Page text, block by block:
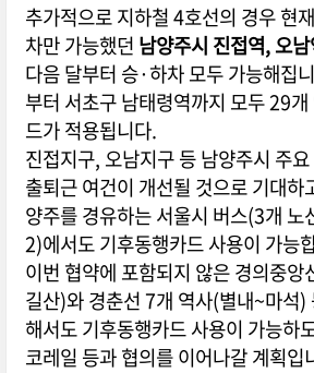
추가적으로 지하철 4호선의 경우 현
차만 가능했던 남양주시 진접역, 오
다음 달부터 승·하차 모두 가능해집
부터 서초구 남태령역까지 모두 29
드가 적용됩니다.
진접지구, 오남지구 등 남양주시 주
출퇴근 여건이 개선될 것으로 기대하
양주를 경유하는 서울시 버스(3개
2)에서도 기후동행카드 사용이 가능
이번 협약에 포함되지 않은 경의중
길산)와 경춘선 7개 역사(별내~마석)
해서도 기후동행카드 사용이 가능하
코레일 등과 협의를 이어나갈 계획입